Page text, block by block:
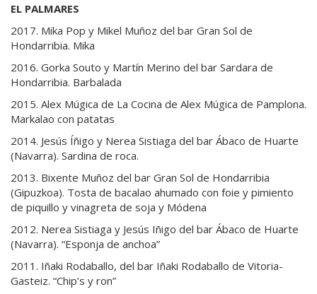
EL PALMARES
2017. Mika Pop y Mikel Muñoz del bar Gran Sol de
Hondarribia. Mika
2016. Gorka Souto y Martín Merino del bar Sardara de
Hondarribia. Barbalada
2015. Alex Múgica de La Cocina de Alex Múgica de Pamplona.
Markalao con patatas
2014. Jesús Íñigo y Nerea Sistiaga del bar Ábaco de Huarte
(Navarra). Sardina de roca.
2013. Bixente Muñoz del bar Gran Sol de Hondarribia
(Gipuzkoa). Tosta de bacalao ahumado con foie y pimiento
de piquillo y vinagreta de soja y Módena
2012. Nerea Sistiaga y Jesús Iñigo del bar Ábaco de Huarte
(Navarra). “Esponja de anchoa”
2011. Iñaki Rodaballo, del bar Iñaki Rodaballo de Vitoria-
Gasteiz. “Chip’s y ron”